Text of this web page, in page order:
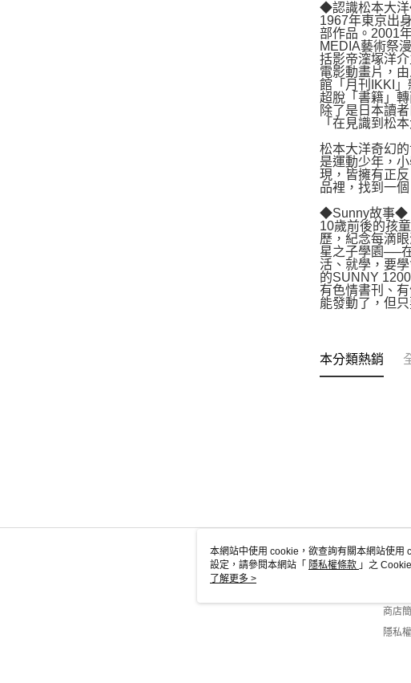
◆認識松本大
1967年東京出
部作品。2001
MEDIA藝術祭
括影帝漥塚洋
電影動畫片，
館「月刊IKKI
超脫「書籍」
除了是日本讀
「在見識到松
松本大洋奇幻
是運動少年，
現，皆擁有正
品裡，找到一
◆Sunny故事◆
10歲前後的孩
歷，紀念每滴
星之子學園──
活、就學，要
的SUNNY
有色情書刊、
能發動了，但
本分類熱銷
關於
商店
隱私
本網站中使用 cookie，欲查詢有關本網站使用
設定，請參閱本網站「 隱私權條款 」之
使用 cookie。
了解更多 >